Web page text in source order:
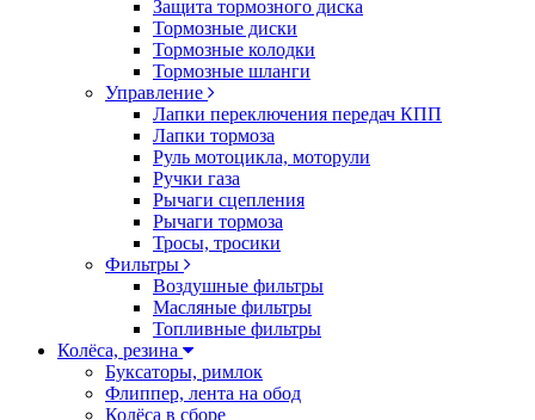
Защита тормозного диска
Тормозные диски
Тормозные колодки
Тормозные шланги
Управление
Лапки переключения передач КПП
Лапки тормоза
Руль мотоцикла, моторули
Ручки газа
Рычаги сцепления
Рычаги тормоза
Тросы, тросики
Фильтры
Воздушные фильтры
Масляные фильтры
Топливные фильтры
Колёса, резина
Буксаторы, римлок
Флиппер, лента на обод
Колёса в сборе